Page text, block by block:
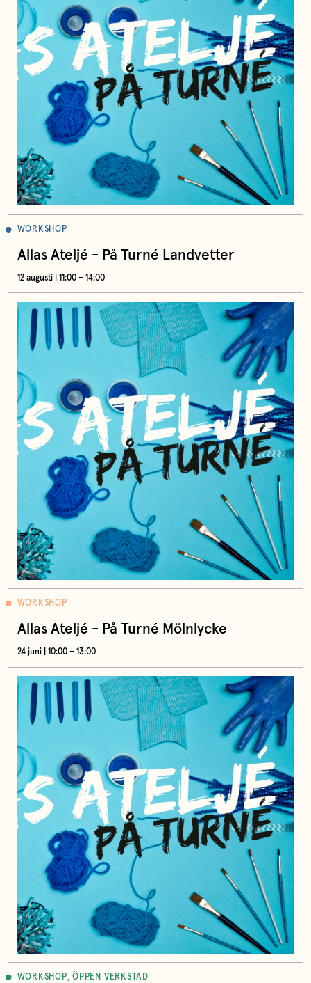
WORKSHOP
Allas Ateljé - På Turné Landvetter
12 augusti | 11:00 – 14:00
WORKSHOP
Allas Ateljé - På Turné Mölnlycke
24 juni | 10:00 – 13:00
WORKSHOP, ÖPPEN VERKSTAD